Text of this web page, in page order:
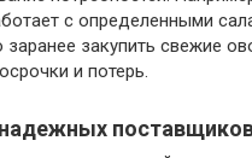
с определенными
заранее закупить свежие
и потерь.